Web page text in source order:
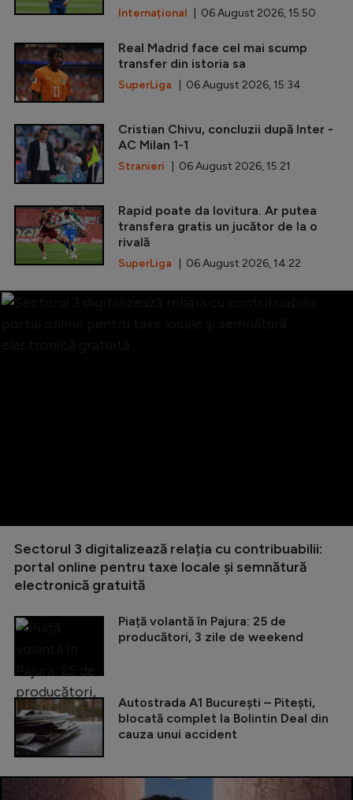
Internațional | 06 August 2026, 15:50
Real Madrid face cel mai scump
transfer din istoria sa
SuperLiga | 06 August 2026, 15:34
Cristian Chivu, concluzii după Inter -
AC Milan 1-1
Stranieri | 06 August 2026, 15:21
Rapid poate da lovitura. Ar putea
transfera gratis un jucător de la o
rivală
SuperLiga | 06 August 2026, 14:22
Sectorul 3 digitalizează relația cu contribuabilii:
portal online pentru taxe locale și semnătură
electronică gratuită
Piață volantă în Pajura: 25 de
producători, 3 zile de weekend
Autostrada A1 București – Pitești,
blocată complet la Bolintin Deal din
cauza unui accident